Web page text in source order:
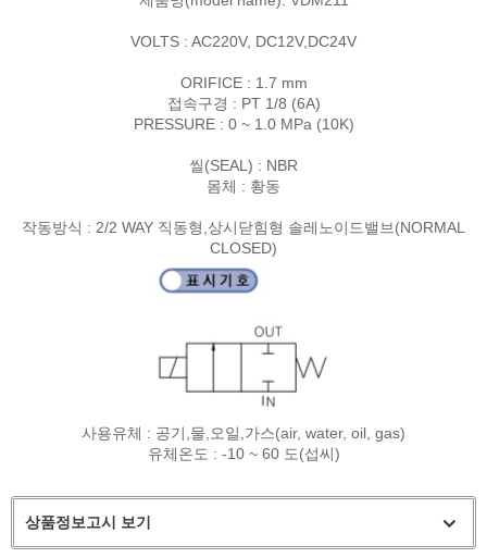
VOLTS : AC220V, DC12V,DC24V
ORIFICE : 1.7 mm
접속구경 : PT 1/8 (6A)
PRESSURE : 0 ~ 1.0 MPa (10K)
씰(SEAL) : NBR
몸체 : 황동
작동방식 : 2/2 WAY 직동형,상시닫힘형 솔레노이드밸브(NORMAL
CLOSED)
사용유체 : 공기,물,오일,가스(air, water, oil, gas)
유체온도 : -10 ~ 60 도(섭씨)
상품정보고시 보기